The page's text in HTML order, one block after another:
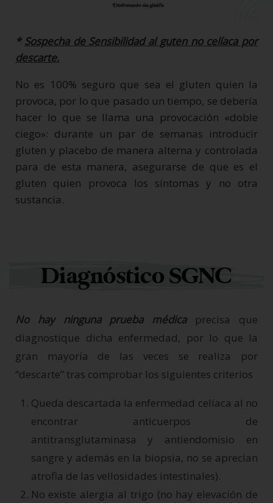
*Sospecha de Sensibilidad al guten no celíaca por
descarte.
No es 100% seguro que sea el gluten quien la
provoca, por lo que pasado un tiempo, se debería
hacer lo que se llama una provocación «doble
ciego»: durante un par de semanas introducir
gluten y placebo de manera alterna y controlada
para de esta manera, asegurarse de que es el
gluten quien provoca los síntomas y no otra
sustancia.
Diagnóstico SGNC
No hay ninguna prueba médicaprecisa que
diagnostique dicha enfermedad, por lo que la
gran mayoría de las veces se realiza por
“descarte” tras comprobar los siguientes criterios
Queda descartada la enfermedad celíaca al no
encontrar anticuerpos de
antitransglutaminasa y antiendomisio en
sangre y además en la biopsia, no se aprecian
atrofia de las vellosidades intestinales).
No existe alergia al trigo (no hay elevación de